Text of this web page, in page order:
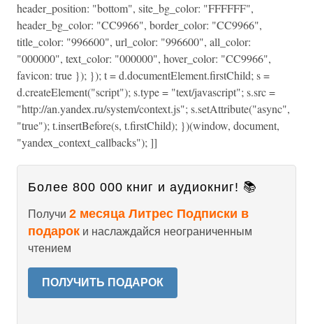
header_position: "bottom", site_bg_color: "FFFFFF",
header_bg_color: "CC9966", border_color: "CC9966",
title_color: "996600", url_color: "996600", all_color:
"000000", text_color: "000000", hover_color: "CC9966",
favicon: true }); }); t = d.documentElement.firstChild; s =
d.createElement("script"); s.type = "text/javascript"; s.src =
"http://an.yandex.ru/system/context.js"; s.setAttribute("async",
"true"); t.insertBefore(s, t.firstChild); })(window, document,
"yandex_context_callbacks"); ]]
Более 800 000 книг и аудиокниг! 📚
Получи 2 месяца Литрес Подписки в
подарок и наслаждайся неограниченным
чтением
ПОЛУЧИТЬ ПОДАРОК